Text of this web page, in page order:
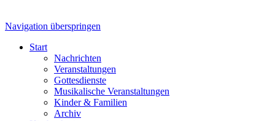
Navigation überspringen
Start
Nachrichten
Veranstaltungen
Gottesdienste
Musikalische Veranstaltungen
Kinder & Familien
Archiv